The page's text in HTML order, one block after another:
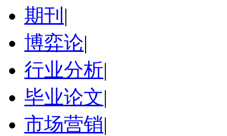
期刊 |
博弈论|
行业分析|
毕业论文|
市场营销|